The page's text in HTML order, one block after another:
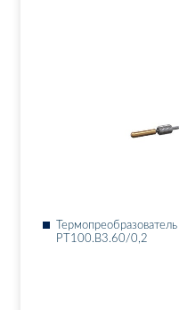
РТ100.В3.60/0,2